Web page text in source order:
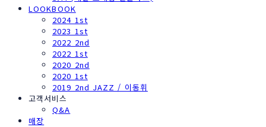
LOOKBOOK
2024 1st
2023 1st
2022 2nd
2022 1st
2020 2nd
2020 1st
2019 2nd JAZZ / 이동휘
고객서비스
Q&A
매장